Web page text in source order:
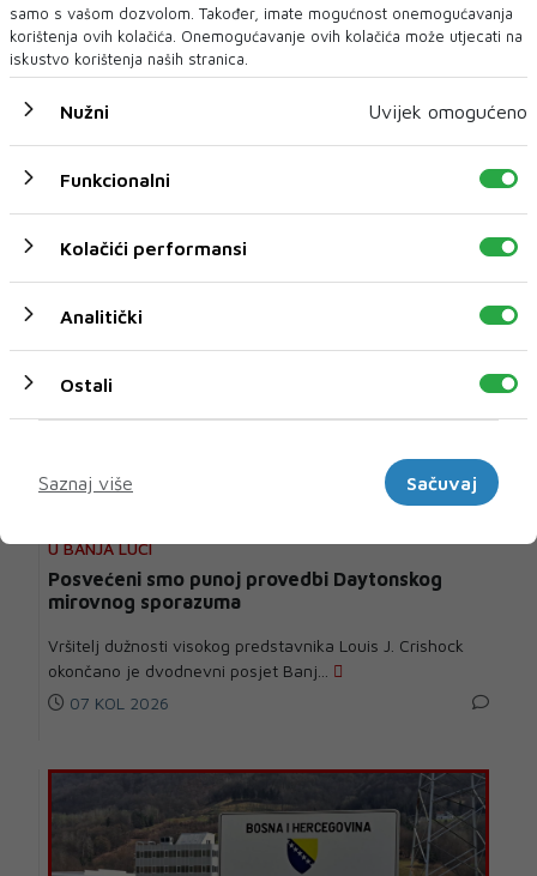
U novom broju pročitajte
BIH
U BANJA LUCI
Posvećeni smo punoj provedbi Daytonskog
mirovnog sporazuma
Vršitelj dužnosti visokog predstavnika Louis J. Crishock
okončano je dvodnevni posjet Banj...
07 KOL 2026
samo s vašom dozvolom. Također, imate mogućnost onemogućavanja
korištenja ovih kolačića. Onemogućavanje ovih kolačića može utjecati na
iskustvo korištenja naših stranica.
Nužni Uvijek omogućeno
Funkcionalni
Kolačići performansi
Analitički
Ostali
Saznaj više
Sačuvaj